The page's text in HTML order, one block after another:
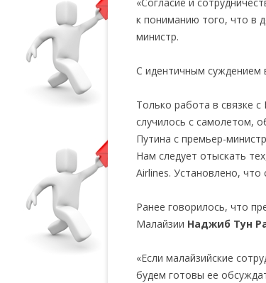
к пониманию того, что в
министр.
С идентичным суждением
Только работа в связке
случилось с самолетом,
Путина с премьер-
Нам следует отыскать
Airlines. Установлено,
Ранее говорилось, что
Малайзии Наджиб Тун
«Если малайзийские
будем готовы ее